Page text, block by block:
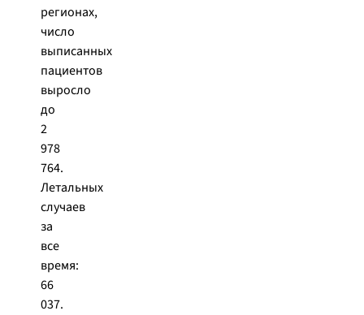
регионах,
число
выписанных
пациентов
выросло
до
2
978
764.
Летальных
случаев
за
все
время:
66
037.